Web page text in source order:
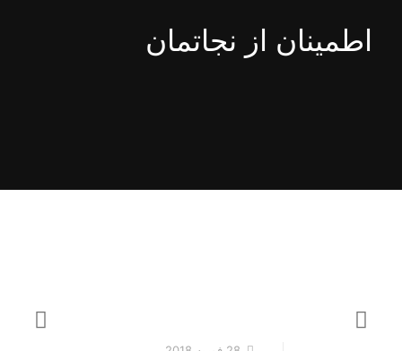
اطمینان از نجاتمان